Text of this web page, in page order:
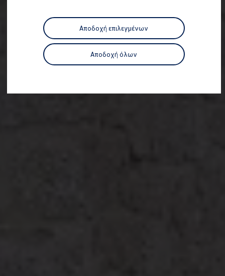
Αποδοχή επιλεγμένων
Αποδοχή όλων
Εξουσιοδοτημένο Δίκτυο Volkswagen
Αστυπάλαια: Κίνητρα Επιδότησης
Volkswagen Bulli - 75 Χρόνια Κληρονομιάς
Bulli magazine
VW Bus History